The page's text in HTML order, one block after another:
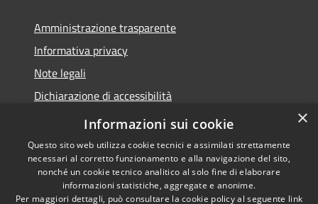
Amministrazione trasparente
Informativa privacy
Note legali
Dichiarazione di accessibilità
Piano di miglioramento del sito
Copyright © 2026 • Comune di
×
Informazioni sui cookie
Questo sito web utilizza cookie tecnici e assimilati strettamente
necessari al corretto funzionamento e alla navigazione del sito,
nonché un cookie tecnico analitico al solo fine di elaborare
informazioni statistiche, aggregate e anonime.
Per maggiori dettagli, può consultare la cookie policy al seguente link